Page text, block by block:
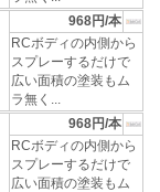
968円/本
RCボディの内側から
スプレーするだけで
広い面積の塗装もム
ラ無く...
968円/本
RCボディの内側から
スプレーするだけで
広い面積の塗装もム